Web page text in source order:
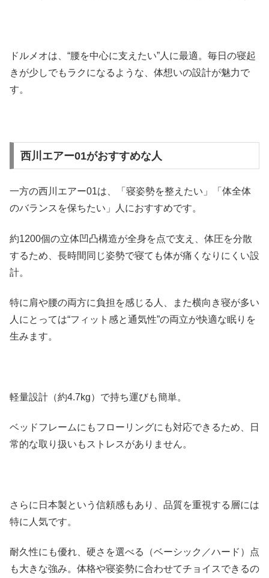
ドルメオは、“腰を中心に支えたい”人に最適。毎日の寝起
きが少しでもラクになるような、体想いの設計が魅力で
す。
西川エアー01がおすすめな人
一方の西川エアー01は、「寝姿勢を整えたい」「体全体
のバランスを保ちたい」人におすすめです。
約1200個の立体凹凸構造が全身を点で支え、体圧を分散
するため、長時間同じ姿勢で寝ても体が痛くなりにくい設
計。
特に肩や腰の両方に負担を感じる人、また横向き寝が多い
人にとっては“フィット感と通気性”の両立が快適な眠りを
生みます。
軽量設計（約4.7kg）で持ち運びも簡単。
ベッドフレームにもフローリングにも対応できるため、日
常的な取り扱いもストレスがありません。
さらに日本製という信頼感もあり、品質を重視する層には
特に人気です。
耐久性にも優れ、硬さを選べる（ベーシック／ハード）点
も大きな強み。体格や寝姿勢に合わせてチョイスできるの